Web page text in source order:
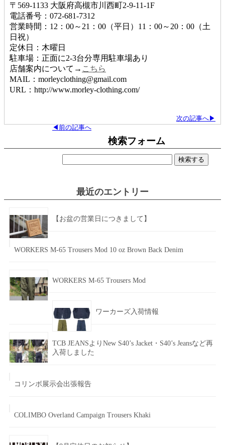
〒569-1133 大阪府高槻市川西町2-9-11-1F
電話番号：072-681-7312
営業時間：12：00～21：00（平日）11：00～20：00（土
日祝）
定休日：木曜日
駐車場：正面に2-3台分専用駐車場あり
店舗案内について→ こちら
MAIL：morleyclothing@gmail.com
URL：http://www.morley-clothing.com/
次の記事へ▶
◀前の記事へ
検索フォーム
最近のエントリー
【お盆の営業日につきまして】
WORKERS M-65 Trousers Mod 10 oz Brown Back Denim
WORKERS M-65 Trousers Mod
ワーカーズ入荷情報
TCB JEANSよりNew S40’s Jacket・S40’s Jeansなど再
入荷しました
コリンボ展示会出張報告
COLIMBO Overland Campaign Trousers Khaki